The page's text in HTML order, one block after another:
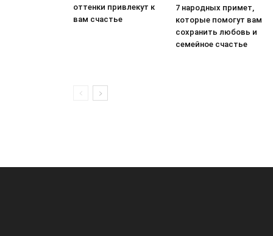
оттенки привлекут к
вам счастье
7 народных примет,
которые помогут вам
сохранить любовь и
семейное счастье